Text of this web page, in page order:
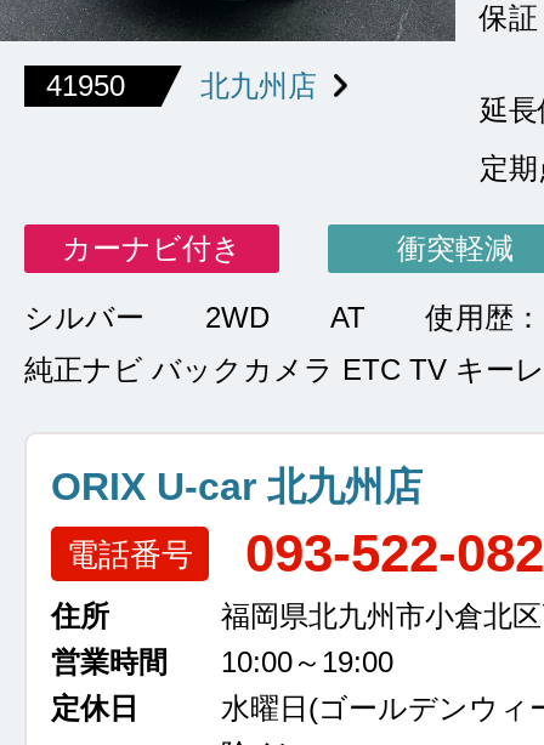
41950 北九州店
保証
延
定
カーナビ付き 衝突軽減
シルバー 2WD AT
使用歴
純正ナビ バックカメラ ETC TV キー
ORIX U-car 北九州店
電話番号 093-522-
住所
福岡県北九州市小倉北
営業時間
10:00～19:00
定休日
水曜日 (ゴールデンウィ